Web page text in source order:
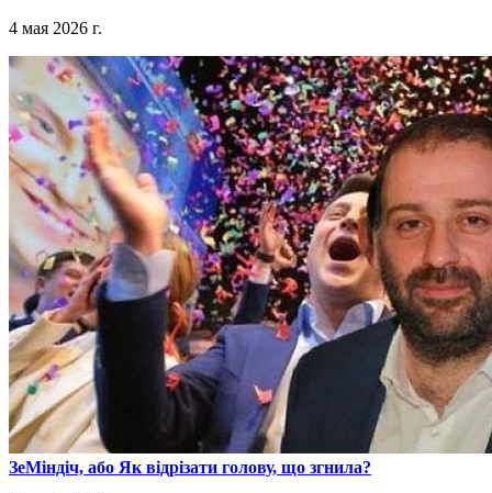
4 мая 2026 г.
​ЗеМіндіч, або Як відрізати голову, що згнила?